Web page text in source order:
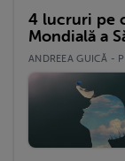
4 lucruri pe
Mondială a
ANDREEA GUICĂ -